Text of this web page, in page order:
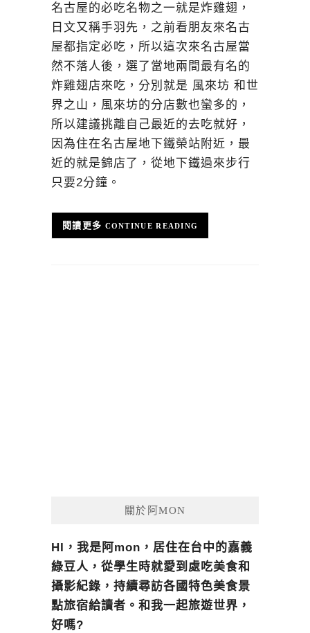
名古屋的必吃名物之一就是炸雞翅，
日文又稱手羽先，之前看朋友來名古
屋都指定必吃，所以這次來名古屋當
然不落人後，選了當地兩間最有名的
炸雞翅店來吃，分別就是 風來坊 和世
界之山，風來坊的分店數也蠻多的，
所以建議挑離自己最近的去吃就好，
因為住在名古屋地下鐵榮站附近，最
近的就是錦店了，從地下鐵過來步行
只要2分鐘。
CONTINUE READING
關於阿MON
HI，我是阿mon，居住在台中的嘉義
綠豆人，從學生時就愛到處吃美食和
攝影紀錄，持續尋訪各國特色美食景
點旅宿給讀者。和我一起旅遊世界，
好嗎?